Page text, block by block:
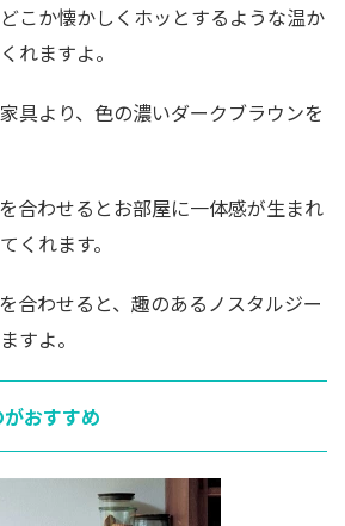
こか懐かしくホッとするような温か
れますよ。
具より、色の濃いダークブラウンを
合わせるとお部屋に一体感が生まれ
くれます。
合わせると、趣のあるノスタルジー
すよ。
おすすめ